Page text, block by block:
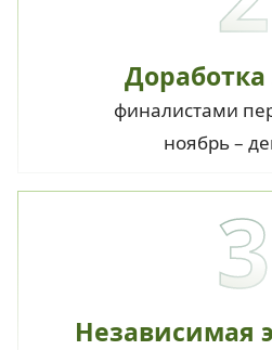
Доработка
финалистами
ноябрь –
3
Независимая